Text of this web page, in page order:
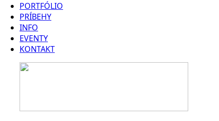
PORTFÓLIO
PRÍBEHY
INFO
EVENTY
KONTAKT